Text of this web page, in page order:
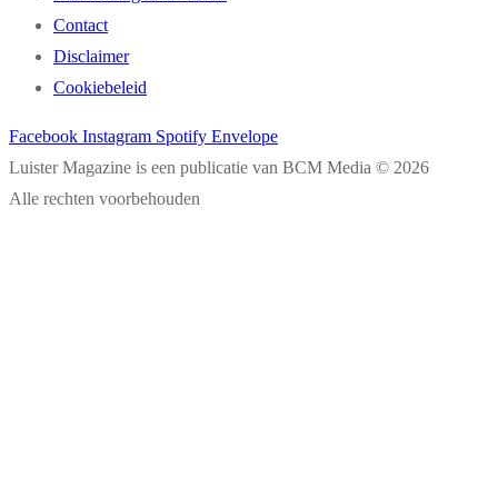
Contact
Disclaimer
Cookiebeleid
Facebook Instagram Spotify Envelope
Luister Magazine is een publicatie van BCM Media © 2026
Alle rechten voorbehouden